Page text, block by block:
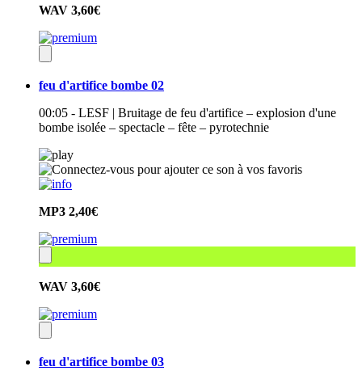
WAV 3,60€
feu d'artifice bombe 02
00:05 - LESF | Bruitage de feu d'artifice – explosion d'une
bombe isolée – spectacle – fête – pyrotechnie
MP3 2,40€
WAV 3,60€
feu d'artifice bombe 03